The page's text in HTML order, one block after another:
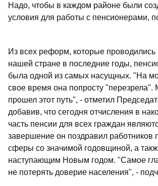
Надо, чтобы в каждом районе были
условия для работы с пенсионерами,
Из всех реформ, которые проводились
нашей стране в последние годы,
была одной из самых насущных. "На
свое время она попросту "перезрела".
прошел этот путь", - отметил
добавив, что сегодня отчисления в
часть пенсии для всех граждан
завершение он поздравил работников
сферы со значимой годовщиной, а
наступающим Новым годом. "Самое
не потерять доверие населения", -